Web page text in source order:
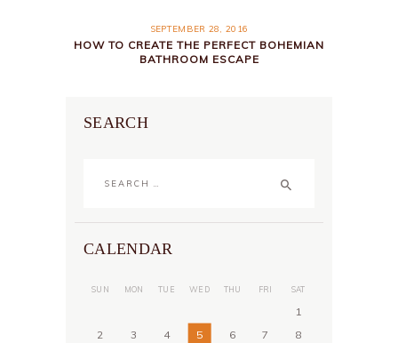
SEPTEMBER 28, 2016
HOW TO CREATE THE PERFECT BOHEMIAN
BATHROOM ESCAPE
SEARCH
CALENDAR
SUN MON TUE WED THU FRI SAT
1
2
3 4 5 6 7
8